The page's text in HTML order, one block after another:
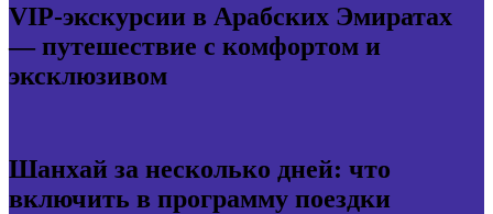
VIP-экскурсии в Арабских Эмиратах
— путешествие с комфортом и
эксклюзивом
Шанхай за несколько дней: что
включить в программу поездки